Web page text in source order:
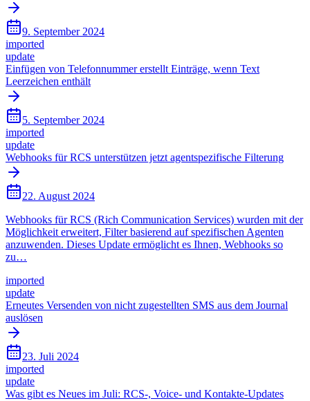
9. September 2024
imported
update
Einfügen von Telefonnummer erstellt Einträge, wenn Text
Leerzeichen enthält
5. September 2024
imported
update
Webhooks für RCS unterstützen jetzt agentspezifische Filterung
22. August 2024
Webhooks für RCS (Rich Communication Services) wurden mit der
Möglichkeit erweitert, Filter basierend auf spezifischen Agenten
anzuwenden. Dieses Update ermöglicht es Ihnen, Webhooks so
zu…
imported
update
Erneutes Versenden von nicht zugestellten SMS aus dem Journal
auslösen
23. Juli 2024
imported
update
Was gibt es Neues im Juli: RCS-, Voice- und Kontakte-Updates